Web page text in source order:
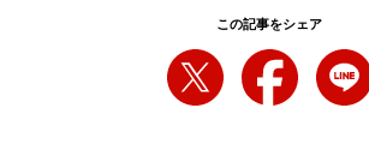
この記事をシェア